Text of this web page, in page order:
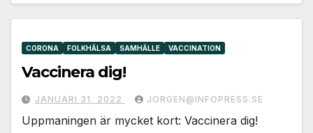
CORONA FOLKHÄLSA SAMHÄLLE VACCINATION
Vaccinera dig!
JANUARI 31, 2022 JORGEN@INFOPRESS.SE
Uppmaningen är mycket kort: Vaccinera dig!